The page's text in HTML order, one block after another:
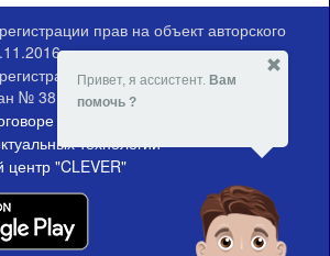
прав на объект авторского
г.
Министерства юстиции
№ 381-Е от 21.02.2015 г.
публичной оферты
технологий
центр "CLEVER"
Привет, я ассистент. Вам
помочь ?